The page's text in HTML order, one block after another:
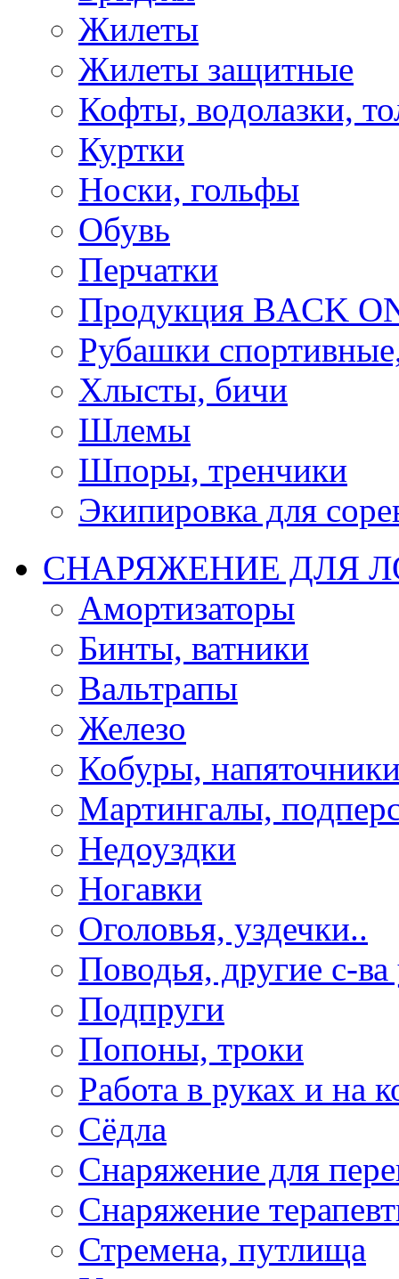
Жилеты
Жилеты защитные
Кофты, водолазки,
Куртки
Носки, гольфы
Обувь
Перчатки
Продукция BACK
Рубашки
Хлысты, бичи
Шлемы
Шпоры, тренчики
Экипировка для
СНАРЯЖЕНИЕ ДЛЯ
Амортизаторы
Бинты, ватники
Вальтрапы
Железо
Кобуры,
Мартингалы,
Недоуздки
Ногавки
Оголовья, уздечки..
Поводья, другие с-
Подпруги
Попоны, троки
Работа в руках и на
Сёдла
Снаряжение для
Снаряжение
Стремена, путлища